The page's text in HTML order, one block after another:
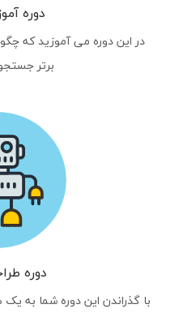
دوره
در این دوره می آموزید که
برتر
دوره
با گذراندن این دوره شما به